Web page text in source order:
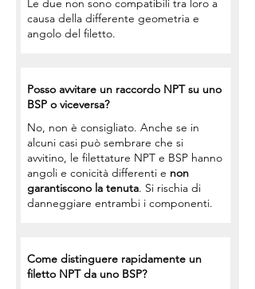
Le due non sono compatibili tra loro a
causa della differente geometria e
angolo del filetto.
Posso avvitare un raccordo NPT su uno
BSP o viceversa?
No, non è consigliato. Anche se in
alcuni casi può sembrare che si
avvitino, le filettature NPT e BSP hanno
angoli e conicità differenti e non
garantiscono la tenuta. Si rischia di
danneggiare entrambi i componenti.
Come distinguere rapidamente un
filetto NPT da uno BSP?